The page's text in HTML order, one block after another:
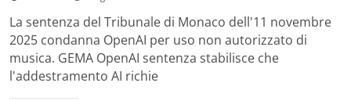
La sentenza del Tribunale di Monaco dell'11 novembre
2025 condanna OpenAI per uso non autorizzato di
musica. GEMA OpenAI sentenza stabilisce che
l'addestramento AI richie